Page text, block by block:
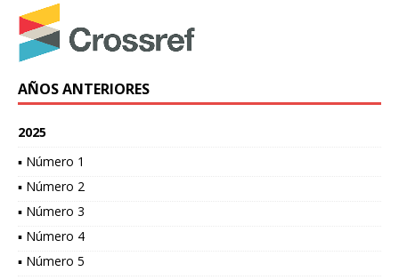
AÑOS ANTERIORES
2025
▪ Número 1
▪ Número 2
▪ Número 3
▪ Número 4
▪ Número 5